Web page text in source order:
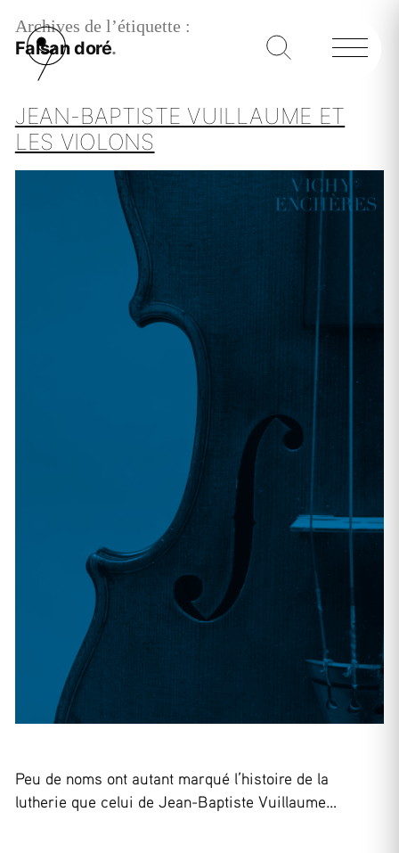
Archives de l’étiquette :
Faisan doré
JEAN-BAPTISTE VUILLAUME ET
LES VIOLONS
Peu de noms ont autant marqué l’histoire de la
lutherie que celui de Jean-Baptiste Vuillaume…